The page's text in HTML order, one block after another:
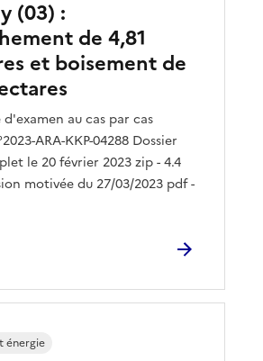
(03) :
de 4,81
et boisement de
au cas par cas
ARA-KKP-04288 Dossier
le 20 février 2023 zip - 4.4
motivée du 27/03/2023 pdf -
énergie